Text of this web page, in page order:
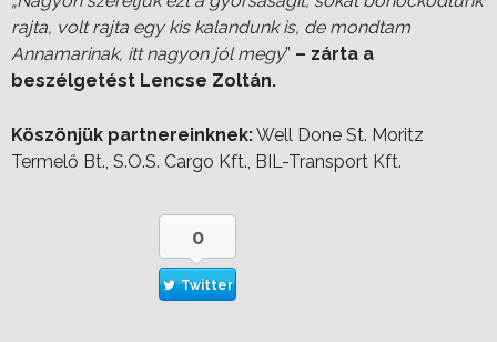
rajta, volt rajta egy kis kalandunk is, de mondtam
Annamarinak, itt nagyon jól megy” – zárta a
beszélgetést Lencse Zoltán.
Köszönjük partnereinknek:Well Done St. Moritz
Termelő Bt., S.O.S. Cargo Kft., BIL-Transport Kft.
0
Twitter